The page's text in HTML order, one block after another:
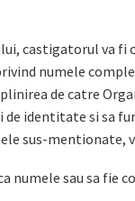
castigatorul va
numele
de catre
de identitate si
sus-mentionate,
numele sau sa